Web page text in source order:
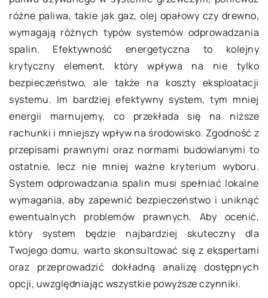
różne paliwa, takie jak gaz, olej opałowy czy drewno,
wymagają różnych typów systemów odprowadzania
spalin. Efektywność energetyczna to kolejny
krytyczny element, który wpływa na nie tylko
bezpieczeństwo, ale także na koszty eksploatacji
systemu. Im bardziej efektywny system, tym mniej
energii marnujemy, co przekłada się na niższe
rachunki i mniejszy wpływ na środowisko. Zgodność z
przepisami prawnymi oraz normami budowlanymi to
ostatnie, lecz nie mniej ważne kryterium wyboru.
System odprowadzania spalin musi spełniać lokalne
wymagania, aby zapewnić bezpieczeństwo i uniknąć
ewentualnych problemów prawnych. Aby ocenić,
który system będzie najbardziej skuteczny dla
Twojego domu, warto skonsultować się z ekspertami
oraz przeprowadzić dokładną analizę dostępnych
opcji, uwzględniając wszystkie powyższe czynniki.